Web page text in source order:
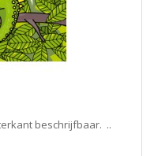
beschrijfbaar. ..